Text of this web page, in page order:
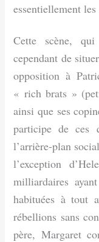
essentiellement
Cette scène,
cependant de
opposition à
« rich brats »
ainsi que ses
participe de ces
l’arrière-plan
l’exception
milliardaires
habituées à tout
rébellions sans
père, Margaret